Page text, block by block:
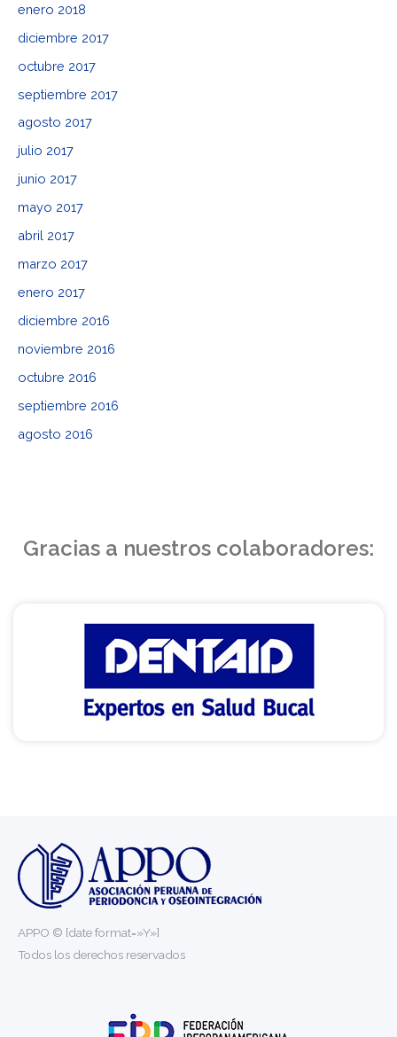
enero 2018
diciembre 2017
octubre 2017
septiembre 2017
agosto 2017
julio 2017
junio 2017
mayo 2017
abril 2017
marzo 2017
enero 2017
diciembre 2016
noviembre 2016
octubre 2016
septiembre 2016
agosto 2016
Gracias a nuestros colaboradores:
APPO © [date format=»Y»]
Todos los derechos reservados